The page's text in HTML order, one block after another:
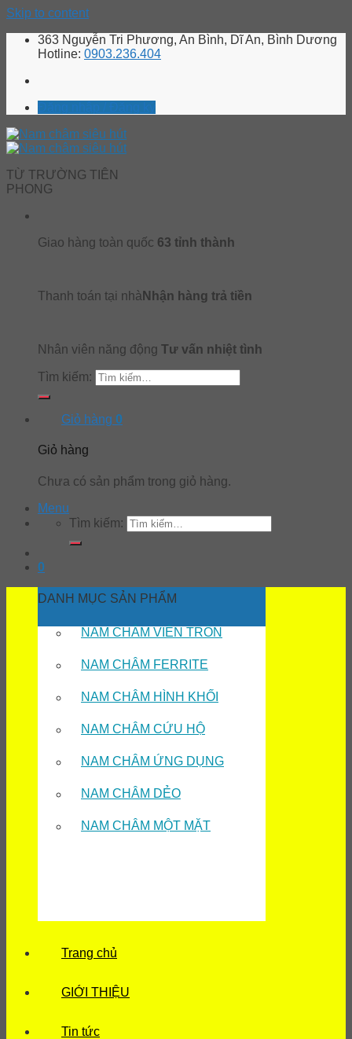
Skip to content
363 Nguyễn Tri Phương, An Bình, Dĩ An, Bình Dương
Hotline: 0903.236.404
TỪ TRƯỜNG TIÊN
PHONG
Giao hàng toàn quốc 63 tỉnh thành
Thanh toán tại nhà Nhận hàng trả tiền
Nhân viên năng động Tư vấn nhiệt tình
Tìm kiếm:
Giỏ hàng 0
Giỏ hàng
Chưa có sản phẩm trong giỏ hàng.
Menu
Tìm kiếm:
0
DANH MỤC SẢN PHẨM
NAM CHÂM VIÊN TRÒN
NAM CHÂM FERRITE
NAM CHÂM HÌNH KHỐI
NAM CHÂM CỨU HỘ
NAM CHÂM ỨNG DỤNG
NAM CHÂM DẺO
NAM CHÂM MỘT MẶT
Trang chủ
GIỚI THIỆU
Tin tức